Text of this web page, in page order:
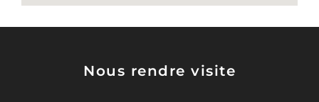
Nous rendre visite